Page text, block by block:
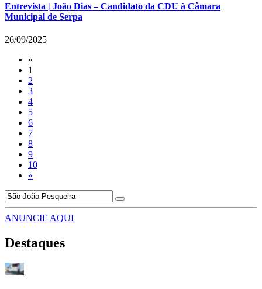
Entrevista | João Dias – Candidato da CDU à Câmara
Municipal de Serpa
26/09/2025
«
1
2
3
4
5
6
7
8
9
10
»
ANUNCIE AQUI
Destaques